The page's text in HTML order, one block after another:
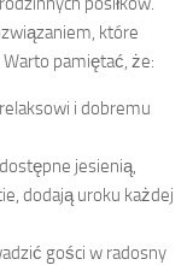
które
pamiętać, że:
i dobremu
dostępne jesienią,
dodają uroku każdej
gości w radosny